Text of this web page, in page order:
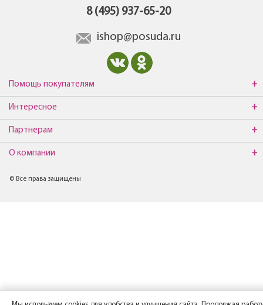
8 (495) 937-65-20
ishop@posuda.ru
Помощь покупателям
Интересное
Партнерам
О компании
© Все права защищены